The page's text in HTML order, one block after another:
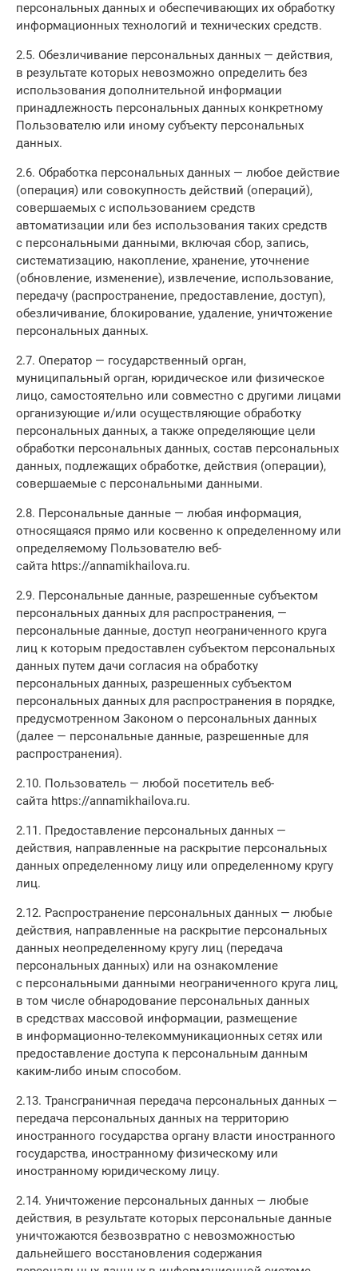
персональных данных и обеспечивающих их обработку
информационных технологий и технических средств.
2.5. Обезличивание персональных данных — действия,
в результате которых невозможно определить без
использования дополнительной информации
принадлежность персональных данных конкретному
Пользователю или иному субъекту персональных
данных.
2.6. Обработка персональных данных — любое действие
(операция) или совокупность действий (операций),
совершаемых с использованием средств
автоматизации или без использования таких средств
с персональными данными, включая сбор, запись,
систематизацию, накопление, хранение, уточнение
(обновление, изменение), извлечение, использование,
передачу (распространение, предоставление, доступ),
обезличивание, блокирование, удаление, уничтожение
персональных данных.
2.7. Оператор — государственный орган,
муниципальный орган, юридическое или физическое
лицо, самостоятельно или совместно с другими лицами
организующие и/или осуществляющие обработку
персональных данных, а также определяющие цели
обработки персональных данных, состав персональных
данных, подлежащих обработке, действия (операции),
совершаемые с персональными данными.
2.8. Персональные данные — любая информация,
относящаяся прямо или косвенно к определенному или
определяемому Пользователю веб-
сайта https://annamikhailova.ru.
2.9. Персональные данные, разрешенные субъектом
персональных данных для распространения, —
персональные данные, доступ неограниченного круга
лиц к которым предоставлен субъектом персональных
данных путем дачи согласия на обработку
персональных данных, разрешенных субъектом
персональных данных для распространения в порядке,
предусмотренном Законом о персональных данных
(далее — персональные данные, разрешенные для
распространения).
2.10. Пользователь — любой посетитель веб-
сайта https://annamikhailova.ru.
2.11. Предоставление персональных данных —
действия, направленные на раскрытие персональных
данных определенному лицу или определенному кругу
лиц.
2.12. Распространение персональных данных — любые
действия, направленные на раскрытие персональных
данных неопределенному кругу лиц (передача
персональных данных) или на ознакомление
с персональными данными неограниченного круга лиц,
в том числе обнародование персональных данных
в средствах массовой информации, размещение
в информационно-телекоммуникационных сетях или
предоставление доступа к персональным данным
каким-либо иным способом.
2.13. Трансграничная передача персональных данных —
передача персональных данных на территорию
иностранного государства органу власти иностранного
государства, иностранному физическому или
иностранному юридическому лицу.
2.14. Уничтожение персональных данных — любые
действия, в результате которых персональные данные
уничтожаются безвозвратно с невозможностью
дальнейшего восстановления содержания